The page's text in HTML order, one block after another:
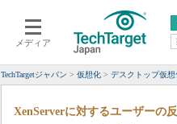
メディア
クラウド
スマートモバイル
エン
ERP
CX
TechTargetジャパン 仮想化 デスクトップ仮想
XenServerに対するユーザーの